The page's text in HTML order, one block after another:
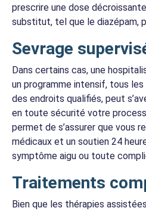
prescrire une dose
substitut, tel que le diazépam,
Sevrage
Dans certains cas, une
un programme intensif, tous
des endroits qualifiés, peut
en toute sécurité votre
permet de s’assurer que vous
médicaux et un soutien 24
symptôme aigu ou toute
Traitements
Bien que les thérapies